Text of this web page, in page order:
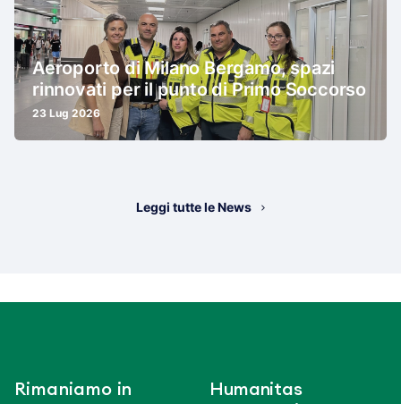
Aeroporto di Milano Bergamo, spazi
rinnovati per il punto di Primo Soccorso
23 Lug 2026
Leggi tutte le News
Rimaniamo in
Humanitas